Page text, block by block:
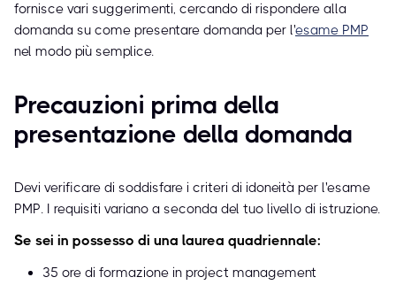
fornisce vari suggerimenti, cercando di rispondere alla
domanda su come presentare domanda per l'esame PMP
nel modo più semplice.
Precauzioni prima della
presentazione della domanda
Devi verificare di soddisfare i criteri di idoneità per l'esame
PMP. I requisiti variano a seconda del tuo livello di istruzione.
Se sei in possesso di una laurea quadriennale:
35 ore di formazione in project management